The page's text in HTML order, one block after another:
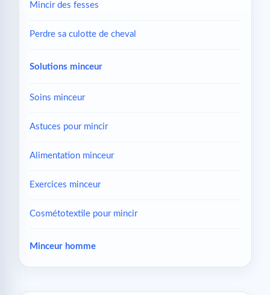
Mincir des fesses
Perdre sa culotte de cheval
Solutions minceur
Soins minceur
Astuces pour mincir
Alimentation minceur
Exercices minceur
Cosmétotextile pour mincir
Minceur homme